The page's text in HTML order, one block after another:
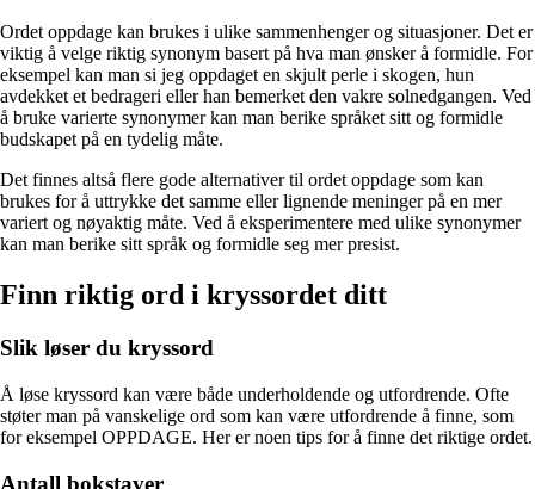
Ordet oppdage kan brukes i ulike sammenhenger og situasjoner. Det er
viktig å velge riktig synonym basert på hva man ønsker å formidle. For
eksempel kan man si jeg oppdaget en skjult perle i skogen, hun
avdekket et bedrageri eller han bemerket den vakre solnedgangen. Ved
å bruke varierte synonymer kan man berike språket sitt og formidle
budskapet på en tydelig måte.
Det finnes altså flere gode alternativer til ordet oppdage som kan
brukes for å uttrykke det samme eller lignende meninger på en mer
variert og nøyaktig måte. Ved å eksperimentere med ulike synonymer
kan man berike sitt språk og formidle seg mer presist.
Finn riktig ord i kryssordet ditt
Slik løser du kryssord
Å løse kryssord kan være både underholdende og utfordrende. Ofte
støter man på vanskelige ord som kan være utfordrende å finne, som
for eksempel OPPDAGE. Her er noen tips for å finne det riktige ordet.
Antall bokstaver